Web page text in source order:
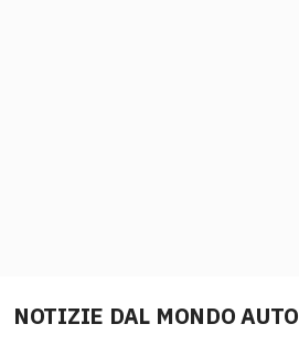
NOTIZIE DAL MONDO AUTO